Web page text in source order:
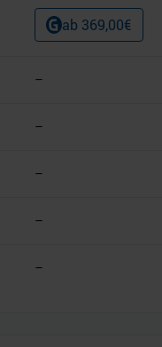
ab 369,00€
–
–
–
–
–